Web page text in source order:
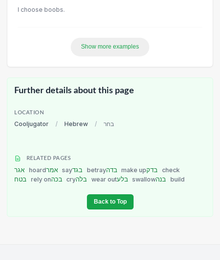
I choose boobs.
Show more examples
Further details about this page
LOCATION
Cooljugator / Hebrew / בחר
RELATED PAGES
hoard אמר say betray make up
check
rely on cry wear out swallow build
Back to Top